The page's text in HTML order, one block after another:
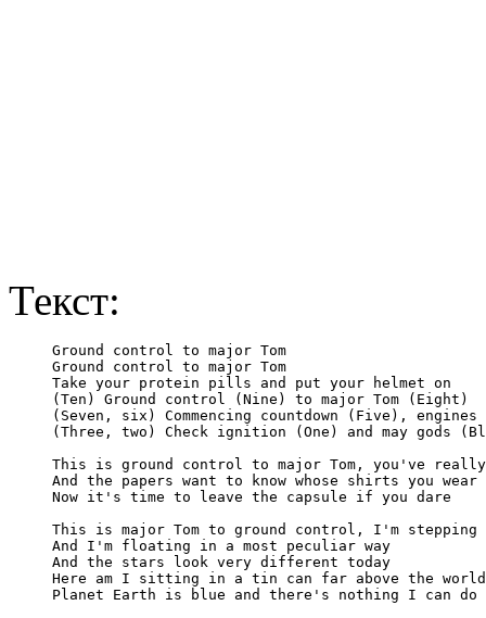
Текст:
Ground control to major Tom
Ground control to major Tom
Take your protein pills and put your helmet on
(Ten) Ground control (Nine) to major Tom (Eight)
(Seven, six) Commencing countdown (Five),
(Three, two) Check ignition (One) and may gods
This is ground control to major Tom, you've really
And the papers want to know whose shirts you wear
Now it's time to leave the capsule if you dare
This is major Tom to ground control, I'm stepping
And I'm floating in a most peculiar way
And the stars look very different today
Here am I sitting in a tin can far above the world
Planet Earth is blue and there's nothing I can do